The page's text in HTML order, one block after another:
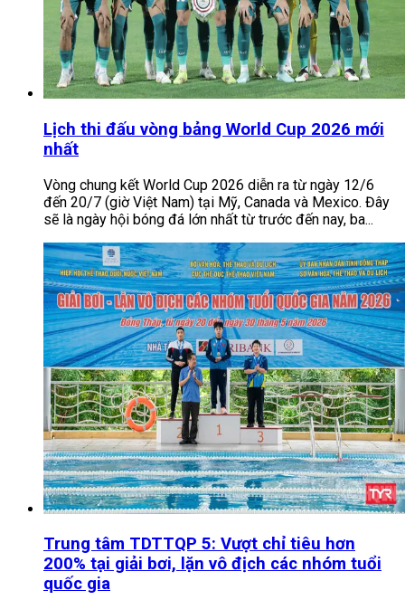
Lịch thi đấu vòng bảng World Cup 2026 mới
nhất
Vòng chung kết World Cup 2026 diễn ra từ ngày 12/6
đến 20/7 (giờ Việt Nam) tại Mỹ, Canada và Mexico. Đây
sẽ là ngày hội bóng đá lớn nhất từ trước đến nay, ba...
Trung tâm TDTTQP 5: Vượt chỉ tiêu hơn
200% tại giải bơi, lặn vô địch các nhóm tuổi
quốc gia